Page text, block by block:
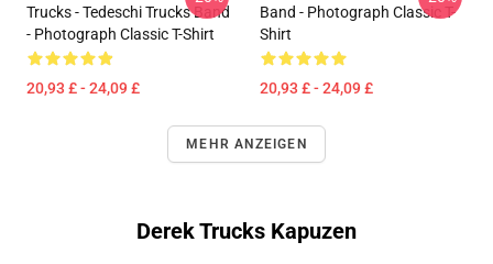
Trucks - Tedeschi Trucks Band
- Photograph Classic T-Shirt
20,93 £ - 24,09 £
Band - Photograph Classic T-
Shirt
20,93 £ - 24,09 £
MEHR ANZEIGEN
Derek Trucks Kapuzen